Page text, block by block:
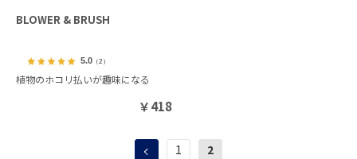
BLOWER & BRUSH
5.0（2）
植物のホコリ払いが趣味になる
￥418
1 2